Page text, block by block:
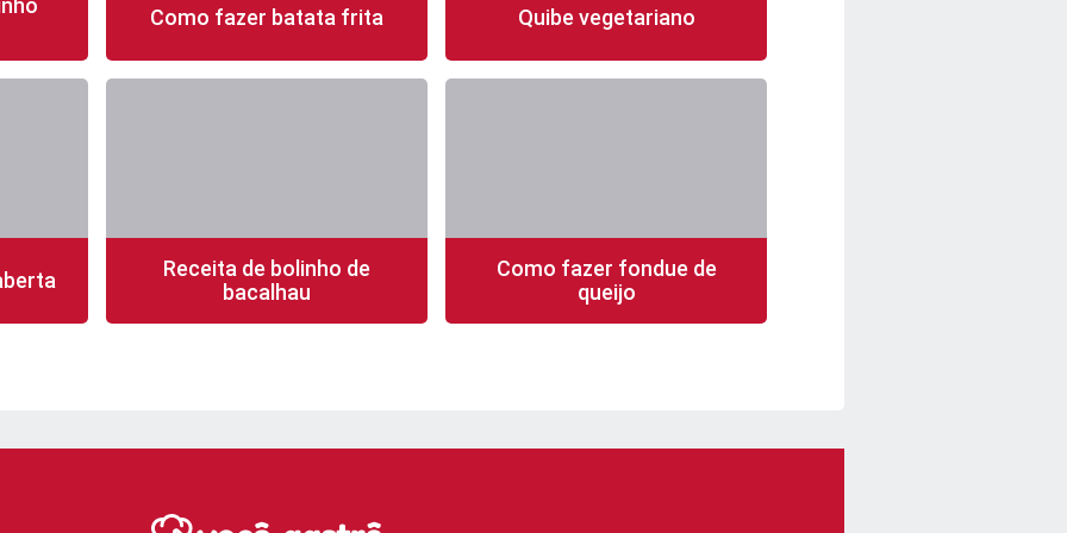
Como fazer batata frita Quibe vegetariano
Receita de bolinho de
bacalhau
25 porções
Como fazer fondue de
queijo
5 porções